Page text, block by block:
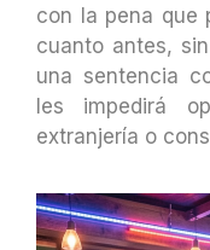
con la pena que
cuanto antes,
una sentencia
les impedirá
extranjería o